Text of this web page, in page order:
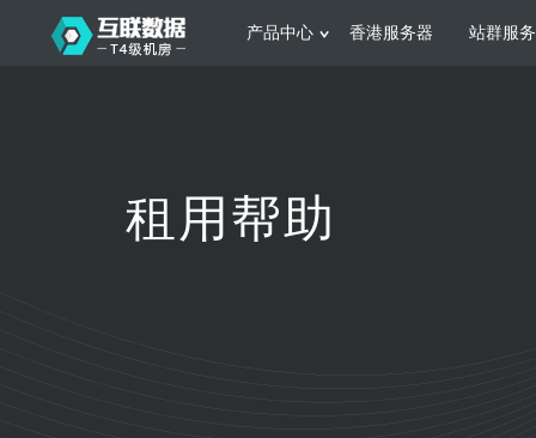
产品中心
日本服务器 新加坡服务器
香港服务器 站群服
根据不同规模的网站提供可定制化的架
构和 一站式协助租用帮助